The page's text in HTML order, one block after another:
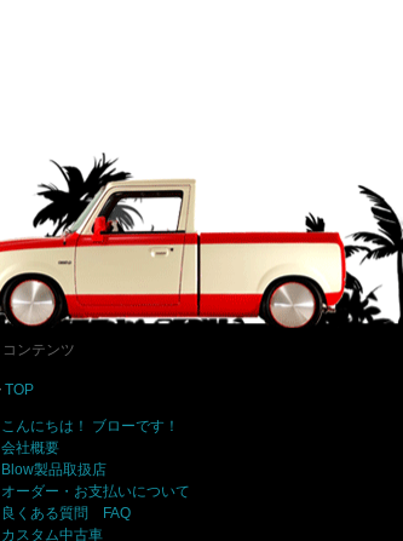
コンテンツ
TOP
こんにちは！ ブローです！
会社概要
Blow製品取扱店
オーダー・お支払いについて
良くある質問 FAQ
カスタム中古車